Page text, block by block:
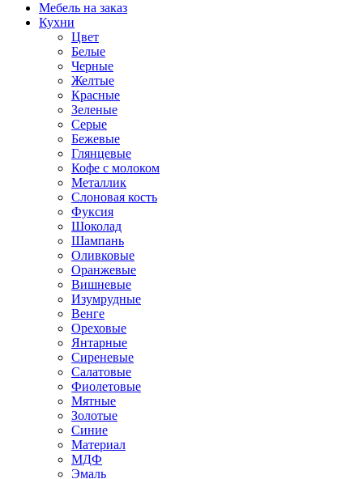
Мебель на заказ
Кухни
Цвет
Белые
Черные
Желтые
Красные
Зеленые
Серые
Бежевые
Глянцевые
Кофе с молоком
Металлик
Слоновая кость
Фуксия
Шоколад
Шампань
Оливковые
Оранжевые
Вишневые
Изумрудные
Венге
Ореховые
Янтарные
Сиреневые
Салатовые
Фиолетовые
Мятные
Золотые
Синие
Материал
МДФ
Эмаль